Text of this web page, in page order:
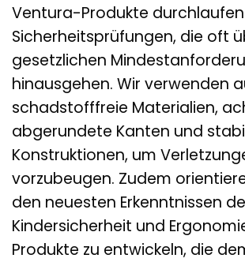
Ventura-Produkte
Sicherheitsprüfungen, die oft
gesetzlichen
hinausgehen. Wir verwenden
schadstofffreie Materialien,
abgerundete Kanten und
Konstruktionen, um
vorzubeugen. Zudem
den neuesten Erkenntnissen
Kindersicherheit und
Produkte zu entwickeln, die